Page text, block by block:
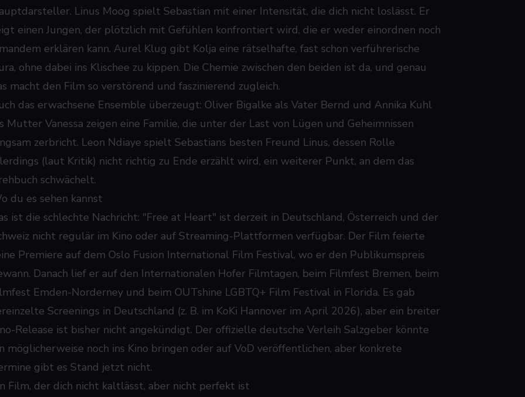
Linus Moog spielt Sebastian mit einer Intensität, die dich nicht loslässt. Er
einen Jungen, der plötzlich mit Gefühlen konfrontiert wird, die er weder einordnen noch
erklären kann. Aurel Klug gibt Kolja eine rätselhafte, fast schon verführerische
ohne dabei ins Klischee zu kippen. Die Chemie zwischen den beiden ist da, und genau
macht den Film so verstörend und faszinierend zugleich.
das erwachsene Ensemble überzeugt: Oliver Bigalke als Vater Bernd und Annika Kuhl
Mutter Vanessa zeigen eine Familie, die unter der Last von Lügen und Geheimnissen
zerbricht. Leon Ndiaye spielt Sebastians besten Freund Linus, dessen Rolle
(laut Kritik) nicht richtig zu Ende erzählt wird, ein weiterer Punkt, an dem das
schwächelt.
du es sehen kannst
ist die schlechte Nachricht: "Free at Heart" ist derzeit in Deutschland, Österreich und der
nicht regulär im Kino oder auf Streaming-Plattformen verfügbar. Der Film feierte
Premiere auf dem Oslo Fusion International Film Festival, wo er den Publikumspreis
Danach lief er auf den Internationalen Hofer Filmtagen, beim Filmfest Bremen, beim
Emden-Norderney und beim OUTshine LGBTQ+ Film Festival in Florida. Es gab
Screenings in Deutschland (z. B. im KoKi Hannover im April 2026), aber ein breiter
Release ist bisher nicht angekündigt. Der offizielle deutsche Verleih Salzgeber könnte
möglicherweise noch ins Kino bringen oder auf VoD veröffentlichen, aber konkrete
gibt es Stand jetzt nicht.
Film, der dich nicht kaltlässt, aber nicht perfekt ist